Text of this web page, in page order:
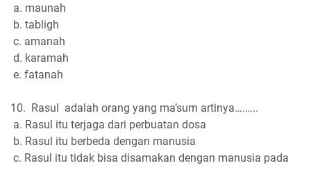
a. maunah
b. tabligh
c. amanah
d. karamah
e. fatanah
10. Rasul adalah orang yang ma’sum artinya….…..
a. Rasul itu terjaga dari perbuatan dosa
b. Rasul itu berbeda dengan manusia
c. Rasul itu tidak bisa disamakan dengan manusia pada